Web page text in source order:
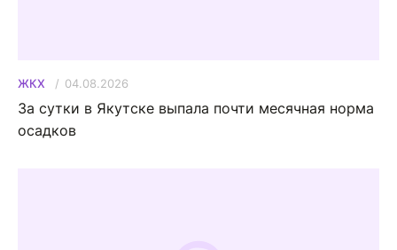
ЖКХ 04.08.2026
За сутки в Якутске выпала почти месячная норма
осадков